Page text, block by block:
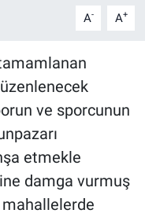
A- A+
ve sporcunun
etmekle
damga vurmuş
mahallelerde